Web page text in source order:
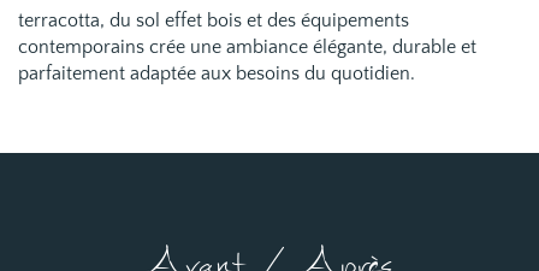
terracotta, du sol effet bois et des équipements
contemporains crée une ambiance élégante, durable et
parfaitement adaptée aux besoins du quotidien.